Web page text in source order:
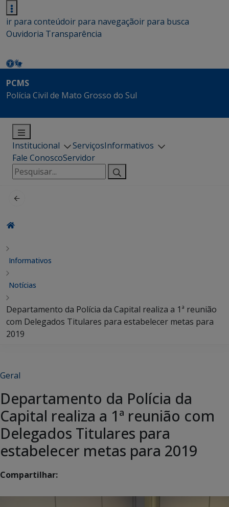
ir para conteúdoir para navegaçãoir para busca
Ouvidoria Transparência
PCMS
Polícia Civil de Mato Grosso do Sul
Institucional ServiçosInformativos
Fale ConoscoServidor
Pesquisar
por:
Informativos
Notícias
Departamento da Polícia da Capital realiza a 1ª reunião
com Delegados Titulares para estabelecer metas para
2019
Geral
Departamento da Polícia da
Capital realiza a 1ª reunião com
Delegados Titulares para
estabelecer metas para 2019
Compartilhar: